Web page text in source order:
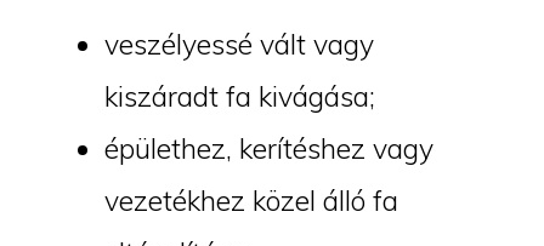
veszélyessé vált vagy
kiszáradt fa kivágása;
épülethez, kerítéshez vagy
vezetékhez közel álló fa